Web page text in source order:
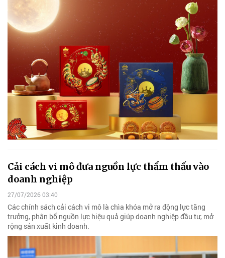
Cải cách vi mô đưa nguồn lực thẩm thấu vào
doanh nghiệp
27/07/2026 03:40
Các chính sách cải cách vi mô là chìa khóa mở ra động lực tăng
trưởng, phân bổ nguồn lực hiệu quả giúp doanh nghiệp đầu tư, mở
rộng sản xuất kinh doanh.